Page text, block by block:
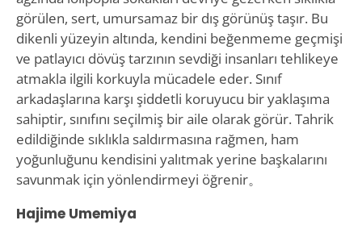
görülen, sert, umursamaz bir dış görünüş taşır. Bu
dikenli yüzeyin altında, kendini beğenmeme geçmişi
ve patlayıcı dövüş tarzının sevdiği insanları tehlikeye
atmakla ilgili korkuyla mücadele eder. Sınıf
arkadaşlarına karşı şiddetli koruyucu bir yaklaşıma
sahiptir, sınıfını seçilmiş bir aile olarak görür. Tahrik
edildiğinde sıklıkla saldırmasına rağmen, ham
yoğunluğunu kendisini yalıtmak yerine başkalarını
savunmak için yönlendirmeyi öğrenir。
Hajime Umemiya